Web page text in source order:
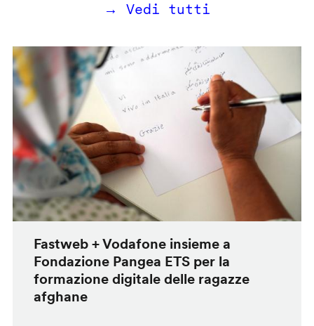
→ Vedi tutti
Fastweb + Vodafone insieme a
Fondazione Pangea ETS per la
formazione digitale delle ragazze
afghane